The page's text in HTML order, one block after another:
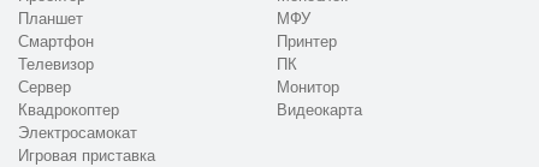
Планшет
Смартфон
Телевизор
Сервер
Квадрокоптер
Электросамокат
Игровая приставка
МФУ
Принтер
ПК
Монитор
Видеокарта